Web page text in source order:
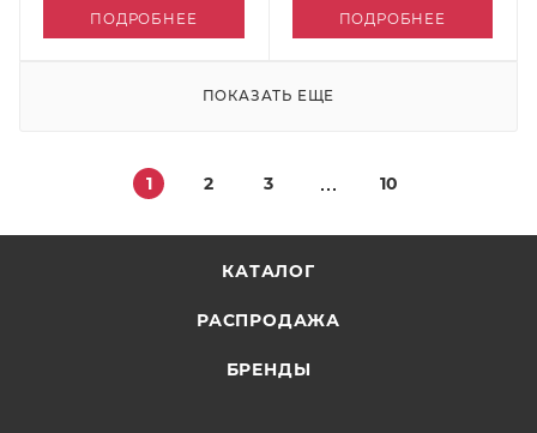
ПОДРОБНЕЕ ПОДРОБНЕЕ
ПОКАЗАТЬ ЕЩЕ
1 2 3 10
КАТАЛОГ
РАСПРОДАЖА
БРЕНДЫ